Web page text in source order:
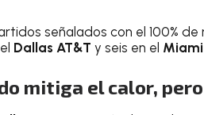
señalados con el 100%
Dallas AT&T y seis en el Miami
mitiga el calor,